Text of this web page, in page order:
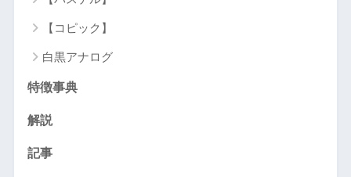
【コピック】
白黒アナログ
特徴事典
解説
記事